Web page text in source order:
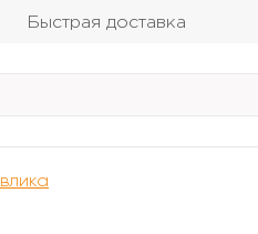
Быстрая доставка